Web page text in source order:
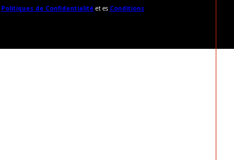
Politiques de Confidentialité et es Conditions